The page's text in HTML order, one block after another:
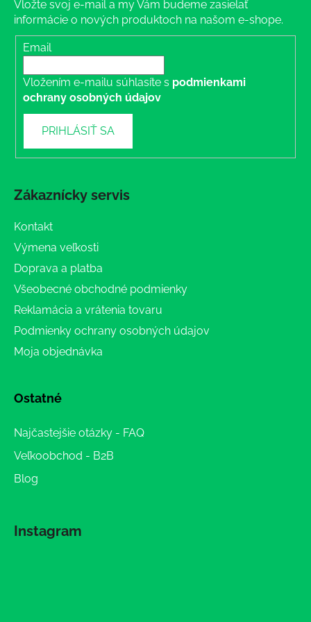
Vložte svoj e-mail a my Vám budeme zasielať
informácie o nových produktoch na našom e-shope.
Email
Vložením e-mailu súhlasíte s podmienkami
ochrany osobných údajov
PRIHLÁSIŤ SA
Zákaznícky servis
Kontakt
Výmena veľkosti
Doprava a platba
Všeobecné obchodné podmienky
Reklamácia a vrátenia tovaru
Podmienky ochrany osobných údajov
Moja objednávka
Ostatné
Najčastejšie otázky - FAQ
Veľkoobchod - B2B
Blog
Instagram